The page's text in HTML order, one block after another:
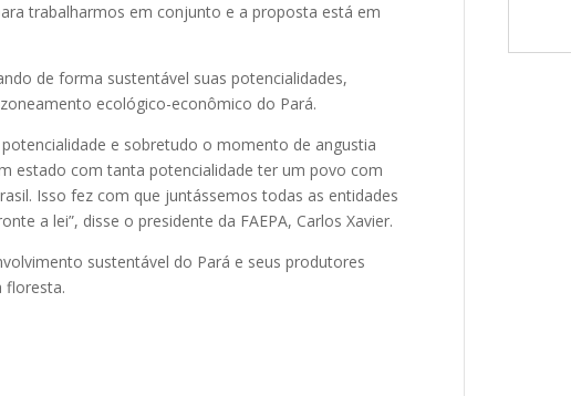
trabalharmos em conjunto e a proposta está em
de forma sustentável suas potencialidades,
ecológico-econômico do Pará.
e sobretudo o momento de angustia
estado com tanta potencialidade ter um povo com
Isso fez com que juntássemos todas as entidades
a lei”, disse o presidente da FAEPA, Carlos Xavier.
sustentável do Pará e seus produtores
floresta.